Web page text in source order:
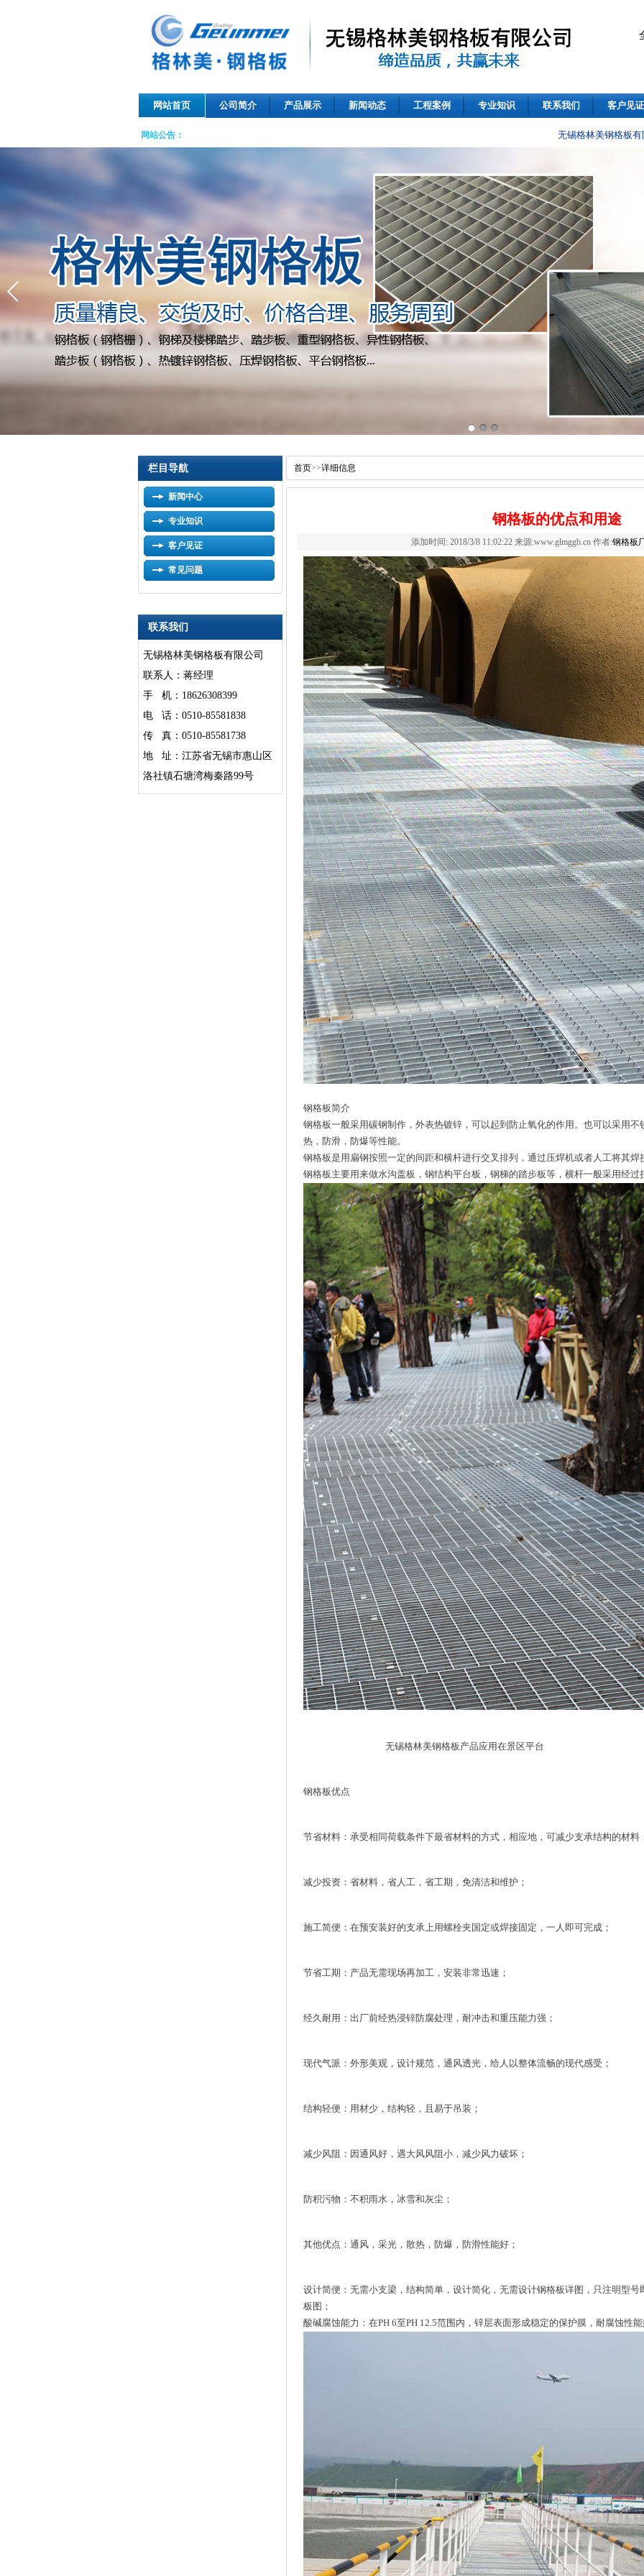
网站首页 公司简介 产品展示 新闻动态 工程案例 专业知识 联系我们 客户见证
网站公告： 无锡格林美钢格板有限公
栏目导航
新闻中心
专业知识
客户见证
常见问题
联系我们
无锡格林美钢格板有限公司
联系人：蒋经理
手 机：18626308399
电 话：0510-85581838
传 真：0510-85581738
地 址：江苏省无锡市惠山区
洛社镇石塘湾梅秦路99号
首页>>详细信息
钢格板的优点和用途
添加时间: 2018/3/8 11:02:22 来源:www.glmggb.cn 作者:钢格板
钢格板简介
钢格板一般采用碳钢制作，外表热镀锌，可以起到防止氧化的作用。也可以采用
热，防滑，防爆等性能。
钢格板是用扁钢按照一定的间距和横杆进行交叉排列，通过压焊机或者人工将其
钢格板主要用来做水沟盖板，钢结构平台板，钢梯的踏步板等，横杆一般采用经过
无锡格林美钢格板产品应用在景区平台
钢格板优点
节省材料：承受相同荷载条件下最省材料的方式，相应地，可减少支承结构的材料
减少投资：省材料，省人工，省工期，免清洁和维护；
施工简便：在预安装好的支承上用螺栓夹国定或焊接固定，一人即可完成；
节省工期：产品无需现场再加工，安装非常迅速；
经久耐用：出厂前经热浸锌防腐处理，耐冲击和重压能力强；
现代气派：外形美观，设计规范，通风透光，给人以整体流畅的现代感受；
结构轻便：用材少，结构轻，且易于吊装；
减少风阻：因通风好，遇大风风阻小，减少风力破坏；
防积污物：不积雨水，冰雪和灰尘；
其他优点：通风，采光，散热，防爆，防滑性能好；
设计简便：无需小支梁，结构简单，设计简化，无需设计钢格板详图，只注明型
板图；
酸碱腐蚀能力：在PH 6至PH 12.5范围内，锌层表面形成稳定的保护膜，耐腐蚀性